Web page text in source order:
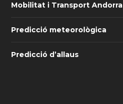
Mobilitat i Transport Andorra
Predicció meteorològica
Predicció d’allaus